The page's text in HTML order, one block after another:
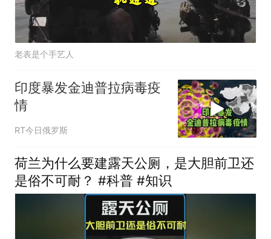
老表是个手艺人
印度暴发金迪普拉病毒疫
情
RT今日俄罗斯
荷兰为什么要建露天公厕，是大胆前卫还
是俗不可耐？ #科普 #知识